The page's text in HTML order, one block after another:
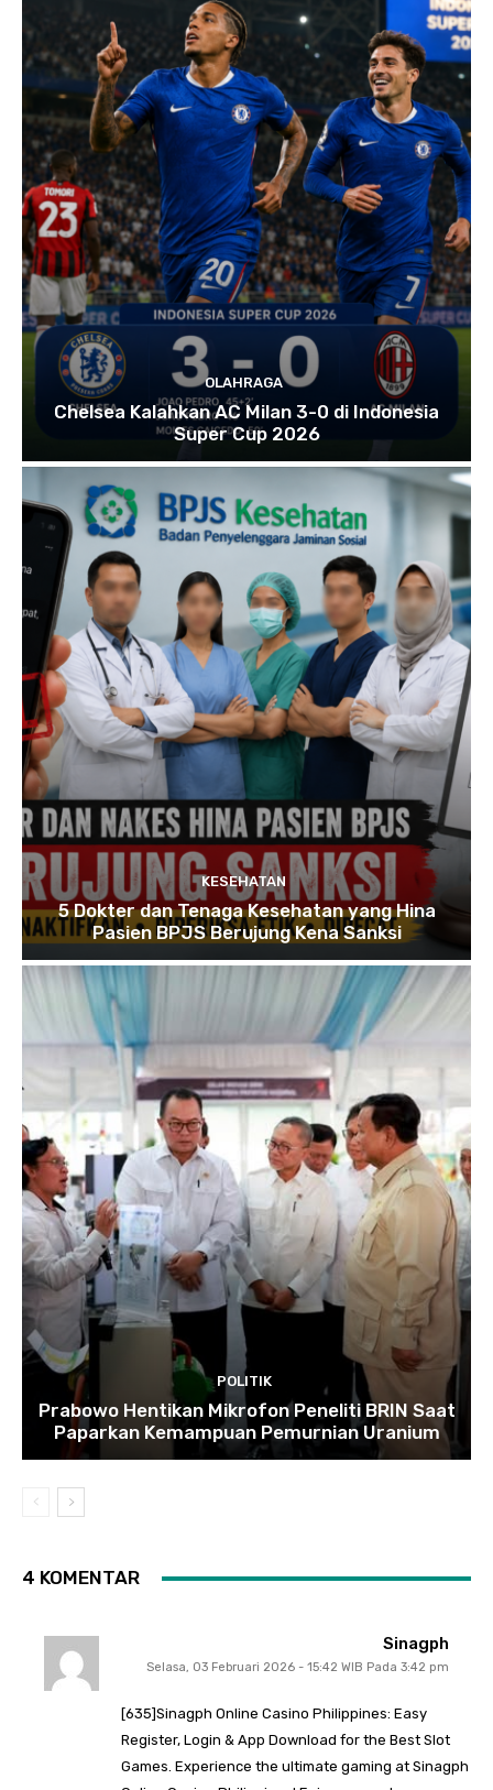
OLAHRAGA
Chelsea Kalahkan AC Milan 3-0 di Indonesia
Super Cup 2026
KESEHATAN
5 Dokter dan Tenaga Kesehatan yang Hina
Pasien BPJS Berujung Kena Sanksi
POLITIK
Prabowo Hentikan Mikrofon Peneliti BRIN Saat
Paparkan Kemampuan Pemurnian Uranium
4 KOMENTAR
Sinagph
Selasa, 03 Februari 2026 - 15:42 WIB Pada 3:42 pm
[635]Sinagph Online Casino Philippines: Easy
Register, Login & App Download for the Best Slot
Games. Experience the ultimate gaming at Sinagph